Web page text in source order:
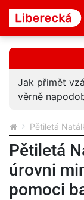
Jak přimět
věrně
Pětiletá
Pětiletá
úrovni
pomoci